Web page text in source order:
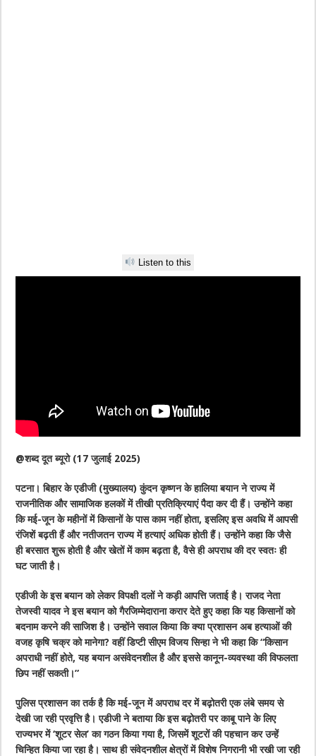
Listen to this
@शब्द दूत ब्यूरो (17 जुलाई 2025)
पटना। बिहार के एडीजी (मुख्यालय) कुंदन कृष्णन के हालिया बयान ने राज्य में
राजनीतिक और सामाजिक हलकों में तीखी प्रतिक्रियाएं पैदा कर दी हैं। उन्होंने कहा
कि मई-जून के महीनों में किसानों के पास काम नहीं होता, इसलिए इस अवधि में आपसी
रंजिशें बढ़ती हैं और नतीजतन राज्य में हत्याएं अधिक होती हैं। उन्होंने कहा कि जैसे
ही बरसात शुरू होती है और खेतों में काम बढ़ता है, वैसे ही अपराध की दर स्वतः ही
घट जाती है।
एडीजी के इस बयान को लेकर विपक्षी दलों ने कड़ी आपत्ति जताई है। राजद नेता
तेजस्वी यादव ने इस बयान को गैरजिम्मेदाराना करार देते हुए कहा कि यह किसानों को
बदनाम करने की साजिश है। उन्होंने सवाल किया कि क्या प्रशासन अब हत्याओं की
वजह कृषि चक्र को मानेगा? वहीं डिप्टी सीएम विजय सिन्हा ने भी कहा कि “किसान
अपराधी नहीं होते, यह बयान असंवेदनशील है और इससे कानून-व्यवस्था की विफलता
छिप नहीं सकती।”
पुलिस प्रशासन का तर्क है कि मई-जून में अपराध दर में बढ़ोतरी एक लंबे समय से
देखी जा रही प्रवृत्ति है। एडीजी ने बताया कि इस बढ़ोतरी पर काबू पाने के लिए
राज्यभर में ‘शूटर सेल’ का गठन किया गया है, जिसमें शूटरों की पहचान कर उन्हें
चिन्हित किया जा रहा है। साथ ही संवेदनशील क्षेत्रों में विशेष निगरानी भी रखी जा रही